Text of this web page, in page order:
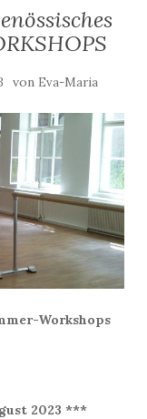
von Eva-Maria
Workshops
2023 ***